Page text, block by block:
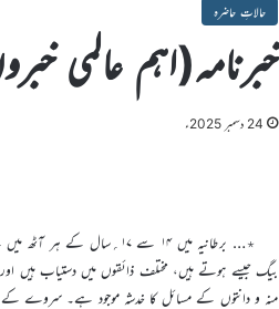
حالاتِ حاضرہ
خبرنامہ(اہم عالمی
24 دسمبر 2025ء
٭… برطانیہ میں ۱۴ سے
بیگ جیسے ہوتے ہیں، مختلف ذائقوں میں دستیاب ہیں